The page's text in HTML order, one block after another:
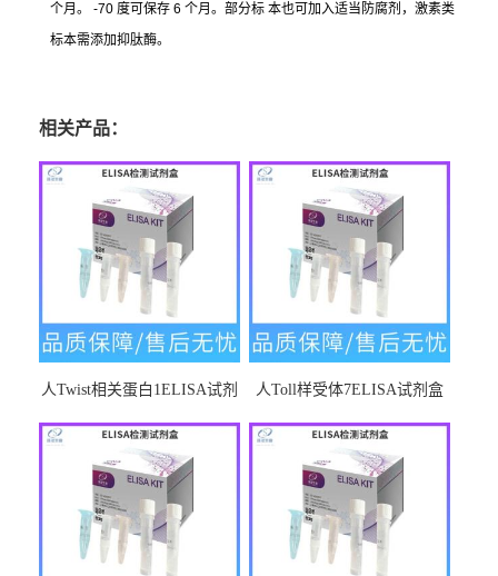
个月。
-70 度可保存 6 个月。部分标 本也可加入适当防腐剂，激素类
标本需添加抑肽酶。
相关产品：
人Twist相关蛋白1ELISA试剂
人Toll样受体7ELISA试剂盒